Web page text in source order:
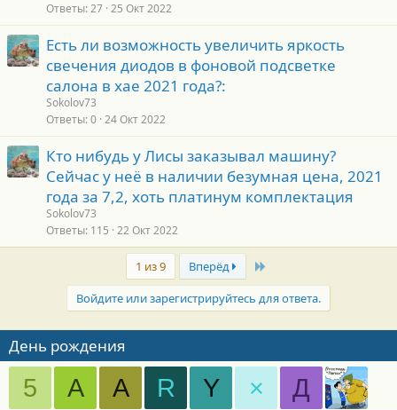
Ответы 27 25 Окт 2022
Есть ли возможность увеличить яркость
свечения диодов в фоновой подсветке
салона в хае 2021 года?:
Sokolov73
Ответы 0 24 Окт 2022
Кто нибудь у Лисы заказывал машину?
Сейчас у неё в наличии безумная цена, 2021
года за 7,2, хоть платинум комплектация
Sokolov73
Ответы 115 22 Окт 2022
1 из 9 Вперёд Last
Войдите или зарегистрируйтесь для ответа.
День рождения
5 A A R Y × Д